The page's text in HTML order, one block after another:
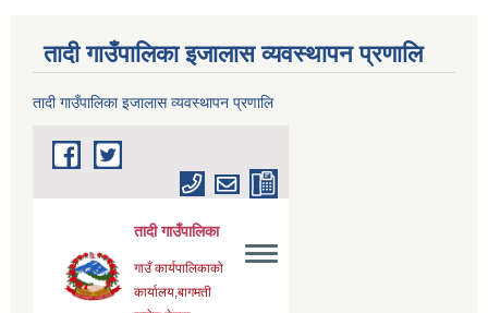
तादी गाउँपालिका इजालास व्यवस्थापन प्रणालि
तादी गाउँपालिका इजालास व्यवस्थापन प्रणालि